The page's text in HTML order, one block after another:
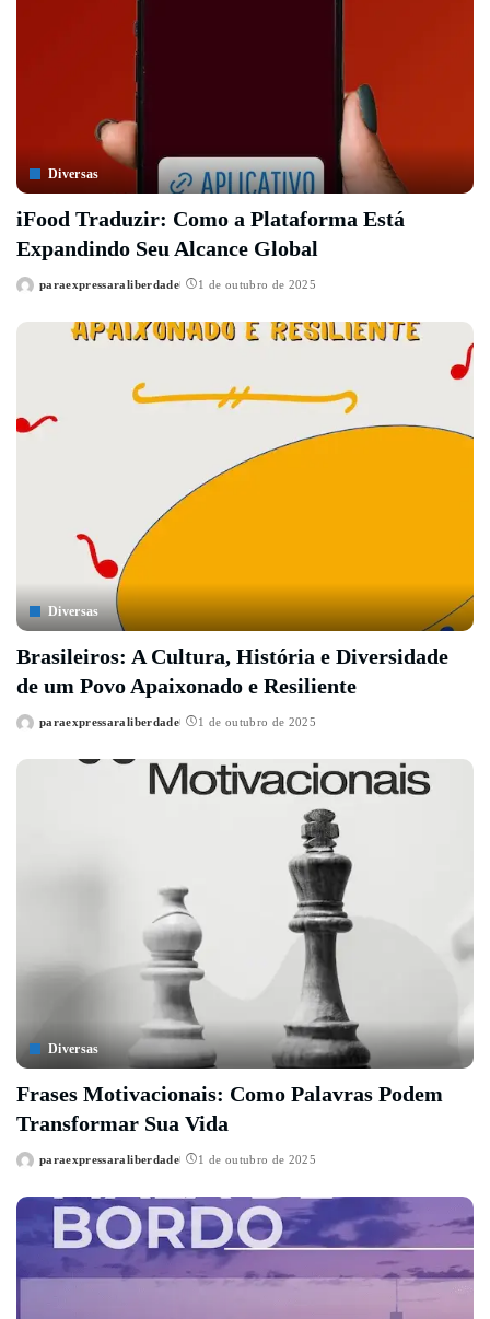
Diversas
iFood Traduzir: Como a Plataforma Está
Expandindo Seu Alcance Global
Posted
paraexpressaraliberdade 1 de outubro de 2025
Diversas
Brasileiros: A Cultura, História e Diversidade
de um Povo Apaixonado e Resiliente
Posted
paraexpressaraliberdade 1 de outubro de 2025
Diversas
Frases Motivacionais: Como Palavras Podem
Transformar Sua Vida
Posted
paraexpressaraliberdade 1 de outubro de 2025